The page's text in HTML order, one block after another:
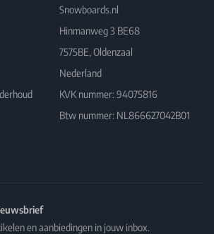
Snowboards.nl
Hinmanweg 3 BE68
7575BE, Oldenzaal
Nederland
KVK nummer: 94075816
Btw nummer: NL866627042B01
en aanbiedingen in jouw inbox.